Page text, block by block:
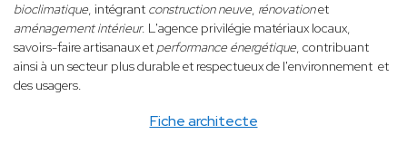
Fiche architecte
bioclimatique, intégrant construction neuve, rénovationet
aménagement intérieur. L'agence privilégie matériaux locaux,
savoirs-faire artisanaux et performance énergétique, contribuant
ainsi à un secteur plus durable et respectueux de l'environnement et
des usagers.